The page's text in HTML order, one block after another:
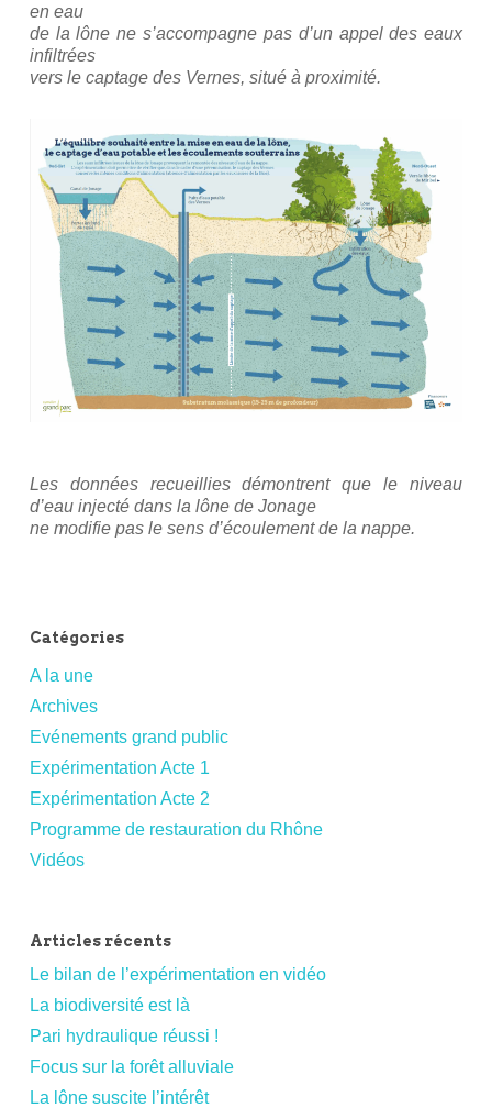
en eau
de la lône ne s’accompagne pas d’un appel des eaux
infiltrées
vers le captage des Vernes, situé à proximité.
Les données recueillies démontrent que le niveau
d’eau injecté dans la lône de Jonage
ne modifie pas le sens d’écoulement de la nappe.
Catégories
A la une
Archives
Evénements grand public
Expérimentation Acte 1
Expérimentation Acte 2
Programme de restauration du Rhône
Vidéos
Articles récents
Le bilan de l’expérimentation en vidéo
La biodiversité est là
Pari hydraulique réussi !
Focus sur la forêt alluviale
La lône suscite l’intérêt